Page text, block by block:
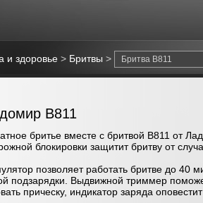
и здоровье > Бритвы >
В811
бритье вместе с бритвой В811 от
блокировки защитит бритву от
позволяет работать бритве до 40
подзарядки. Выдвижной триммер
прическу, индикатор заряда